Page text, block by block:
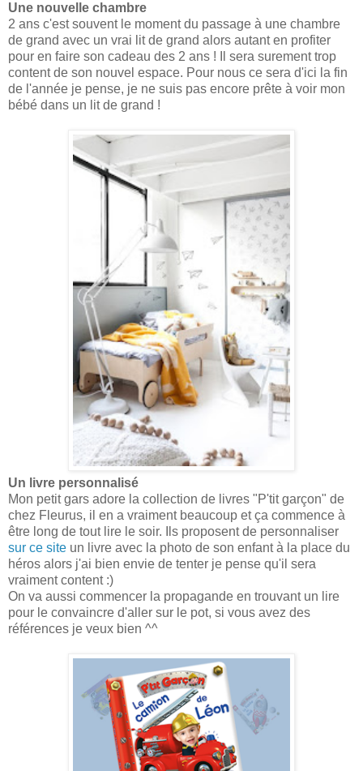
Une nouvelle chambre
2 ans c'est souvent le moment du passage à une chambre
de grand avec un vrai lit de grand alors autant en profiter
pour en faire son cadeau des 2 ans ! Il sera surement trop
content de son nouvel espace. Pour nous ce sera d'ici la fin
de l'année je pense, je ne suis pas encore prête à voir mon
bébé dans un lit de grand !
Un livre personnalisé
Mon petit gars adore la collection de livres "P'tit garçon" de
chez Fleurus, il en a vraiment beaucoup et ça commence à
être long de tout lire le soir. Ils proposent de personnaliser
sur ce site un livre avec la photo de son enfant à la place du
héros alors j'ai bien envie de tenter je pense qu'il sera
vraiment content :)
On va aussi commencer la propagande en trouvant un lire
pour le convaincre d'aller sur le pot, si vous avez des
références je veux bien ^^